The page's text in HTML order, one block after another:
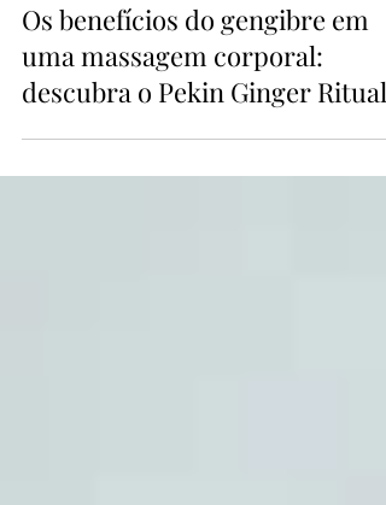
Os benefícios do gengibre em
uma massagem corporal:
descubra o Pekin Ginger Ritual